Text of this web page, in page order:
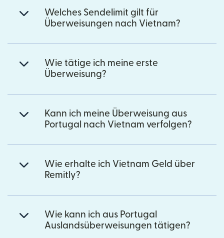
Welches Sendelimit gilt für
Überweisungen nach Vietnam?
Wie tätige ich meine erste
Überweisung?
Kann ich meine Überweisung aus
Portugal nach Vietnam verfolgen?
Wie erhalte ich Vietnam Geld über
Remitly?
Wie kann ich aus Portugal
Auslandsüberweisungen tätigen?